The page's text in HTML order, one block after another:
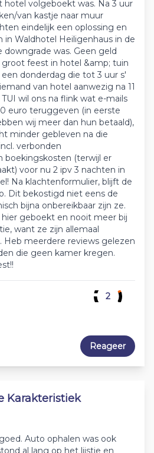
hotel volgeboekt was. Na 3 uur
van kastje naar muur
eindelijk een oplossing en
Waldhotel Heiligenhaus in de
was. Geen geld
feest in hotel &amp; tuin
donderdag die tot 3 uur s'
van hotel aanwezig na 11
wil ons na flink wat e-mails
euro teruggeven (in eerste
wij meer dan hun betaald),
minder gebleven na die
verbonden
boekingskosten (terwijl er
voor nu 2 ipv 3 nachten in
Na klachtenformulier, blijft de
Dit bekostigd niet eens de
bijna onbereikbaar zijn ze.
geboekt en nooit meer bij
want ze zijn allemaal
Heb meerdere reviews gelezen
die geen kamer kregen.
2
Reageer
Karakteristiek
Auto ophalen was ook
al lang op het lijstje en